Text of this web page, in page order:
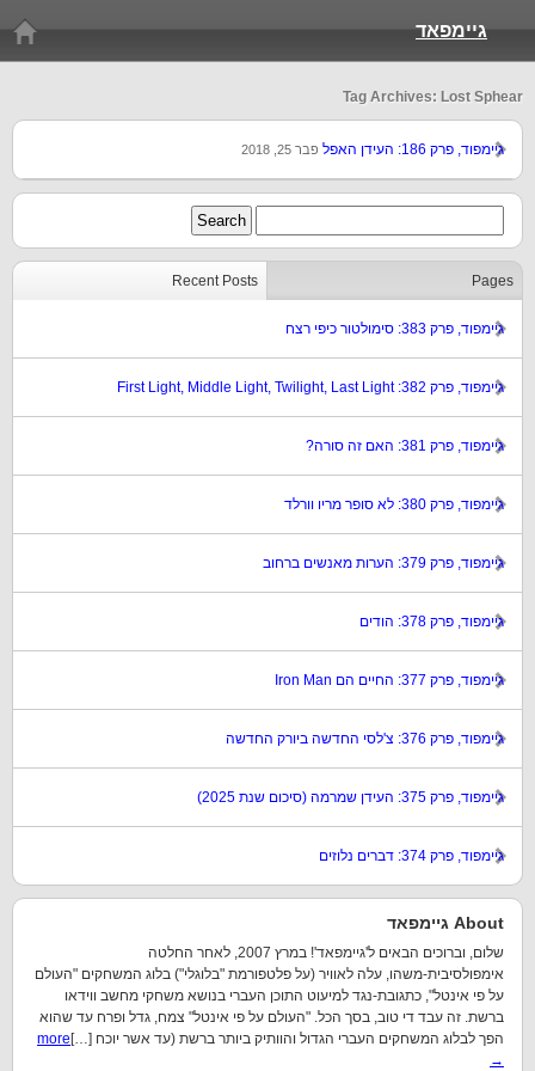
גיימפאד
Tag Archives: Lost Sphear
גיימפוד, פרק 186: העידן האפל פבר 25, 2018
Recent Posts Pages
גיימפוד, פרק 383: סימולטור כיפי רצח
גיימפוד, פרק 382: First Light, Middle Light, Twilight, Last Light
גיימפוד, פרק 381: האם זה סורה?
גיימפוד, פרק 380: לא סופר מריו וורלד
גיימפוד, פרק 379: הערות מאנשים ברחוב
גיימפוד, פרק 378: הודים
גיימפוד, פרק 377: החיים הם Iron Man
גיימפוד, פרק 376: צ'לסי החדשה ביורק החדשה
גיימפוד, פרק 375: העידן שמרמה (סיכום שנת 2025)
גיימפוד, פרק 374: דברים נלוזים
About גיימפאד
שלום, וברוכים הבאים ל'גיימפאד'! במרץ 2007, לאחר החלטה
אימפולסיבית-משהו, עלה לאוויר (על פלטפורמת "בלוגלי") בלוג המשחקים "העולם
על פי אינטל", כתגובת-נגד למיעוט התוכן העברי בנושא משחקי מחשב ווידאו
ברשת. זה עבד די טוב, בסך הכל. "העולם על פי אינטל" צמח, גדל ופרח עד שהוא
הפך לבלוג המשחקים העברי הגדול והוותיק ביותר ברשת (עד אשר יוכח […] more
→